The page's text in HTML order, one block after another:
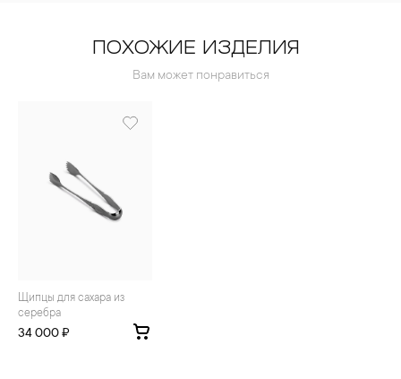
ПОХОЖИЕ ИЗДЕЛИЯ
Вам может понравиться
Щипцы для сахара из
серебра
34 000 ₽